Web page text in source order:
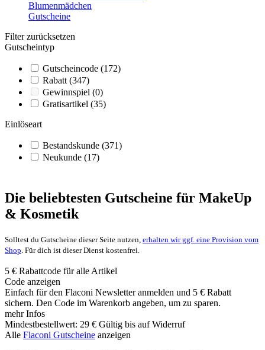
Blumenmädchen
Gutscheine
Filter zurücksetzen
Gutscheintyp
Gutscheincode (172)
Rabatt (347)
Gewinnspiel (0)
Gratisartikel (35)
Einlöseart
Bestandskunde (371)
Neukunde (17)
Die beliebtesten Gutscheine für MakeUp
& Kosmetik
Solltest du Gutscheine dieser Seite nutzen, erhalten wir ggf. eine Provision vom
Shop . Für dich ist dieser Dienst kostenfrei.
5 € Rabattcode für alle Artikel
Code anzeigen
Einfach für den Flaconi Newsletter anmelden und 5 € Rabatt
sichern. Den Code im Warenkorb angeben, um zu sparen.
mehr Infos
Mindestbestellwert: 29 € Gültig bis auf Widerruf
Alle Flaconi Gutscheine anzeigen